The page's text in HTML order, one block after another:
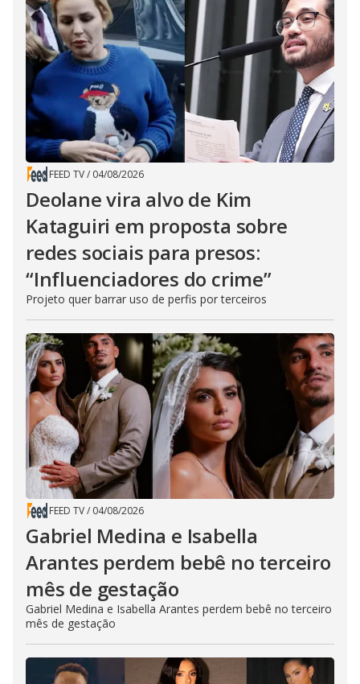
FEED TV/ 04/08/2026
Deolane vira alvo de Kim
Kataguiri em proposta sobre
redes sociais para presos:
“Influenciadores do crime”
Projeto quer barrar uso de perfis por terceiros
FEED TV/ 04/08/2026
Gabriel Medina e Isabella
Arantes perdem bebê no terceiro
mês de gestação
Gabriel Medina e Isabella Arantes perdem bebê no terceiro
mês de gestação